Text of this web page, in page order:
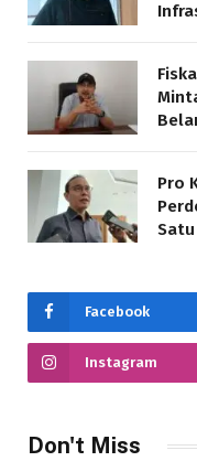
Pro
Facebook
Instagram
Don't Miss